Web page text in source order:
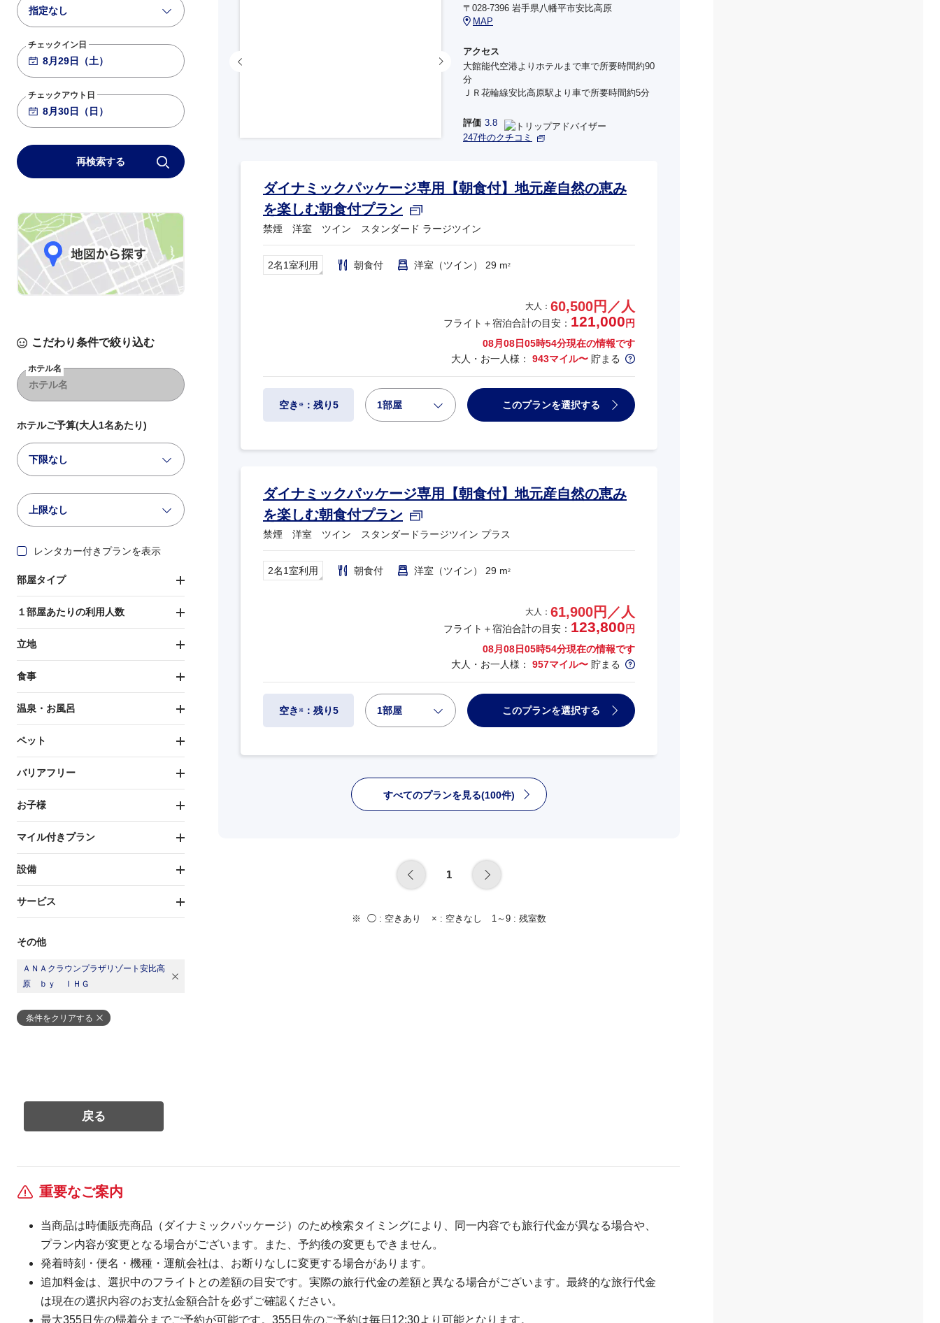
指定なし
チェックイン日
チェックアウト日
再検索する
こだわり条件で絞り込む
ホテル名
ホテルご予算(大人1名あたり)
下限なし
上限なし
レンタカー付きプランを表示
部屋タイプ
１部屋あたりの利用人数
立地
食事
温泉・お風呂
ペット
バリアフリー
お子様
マイル付きプラン
設備
サービス
その他
ＡＮＡクラウンプラザリゾート安比高
原 ｂｙ ＩＨＧ
条件をクリアする
〒028-7396 岩手県八幡平市安比高原
MAP
アクセス
大館能代空港よりホテルまで車で所要時間約90
分
ＪＲ花輪線安比高原駅より車で所要時間約5分
評価 3.8
247件のクチコミ
ダイナミックパッケージ専用【朝食付】地元産自然の恵み
を楽しむ朝食付プラン
禁煙 洋室 ツイン スタンダード ラージツイン
2名1室利用 朝食付 洋室（ツイン） 29 m2
大人： 60,500円／人
フライト＋宿泊合計の目安： 121,000 円
08月08日05時54分現在の情報です
大人・お一人様： 943マイル〜 貯まる
空き ※：残り5 1部屋 このプランを選択する
ダイナミックパッケージ専用【朝食付】地元産自然の恵み
を楽しむ朝食付プラン
禁煙 洋室 ツイン スタンダードラージツイン プラス
2名1室利用 朝食付 洋室（ツイン） 29 m2
大人： 61,900円／人
フライト＋宿泊合計の目安： 123,800 円
08月08日05時54分現在の情報です
大人・お一人様： 957マイル〜 貯まる
空き ※：残り5 1部屋 このプランを選択する
すべてのプランを見る(100件)
1
◯ : 空きあり × : 空きなし 1～9 : 残室数
重要なご案内
当商品は時価販売商品（ダイナミックパッケージ）のため検索タイミングにより、同一内容でも旅行代金が異なる場合や、
プラン内容が変更となる場合がございます。また、予約後の変更もできません。
発着時刻・便名・機種・運航会社は、お断りなしに変更する場合があります。
追加料金は、選択中のフライトとの差額の目安です。実際の旅行代金の差額と異なる場合がございます。最終的な旅行代金
は現在の選択内容のお支払金額合計を必ずご確認ください。
最大355日先の帰着分までご予約が可能です。355日先のご予約は毎日12:30より可能となります。